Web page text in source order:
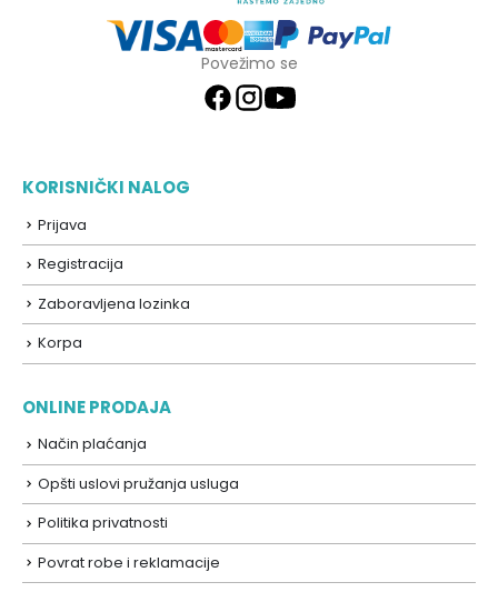
Povežimo se
KORISNIČKI NALOG
Prijava
Registracija
Zaboravljena lozinka
Korpa
ONLINE PRODAJA
Način plaćanja
Opšti uslovi pružanja usluga
Politika privatnosti
Povrat robe i reklamacije